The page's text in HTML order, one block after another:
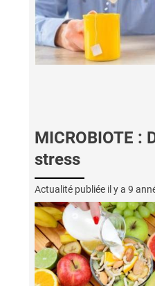
MICROBIOTE :
stress
Actualité publiée il y a 9